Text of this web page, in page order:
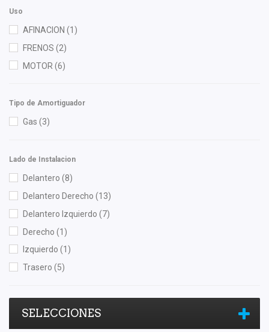
TomCo(1)
Totalparts(1)
Yokomitsu
Uso
AFINACION (1)
FRENOS (2)
MOTOR (6)
Tipo de Amortiguador
Gas (3)
Lado de Instalacion
Delantero (8)
Delantero Derecho (13)
Delantero Izquierdo (7)
Derecho (1)
Izquierdo (1)
Trasero (5)
SELECCIONES